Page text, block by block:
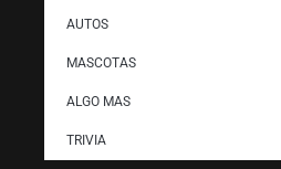
AUTOS
MASCOTAS
ALGO MAS
TRIVIA